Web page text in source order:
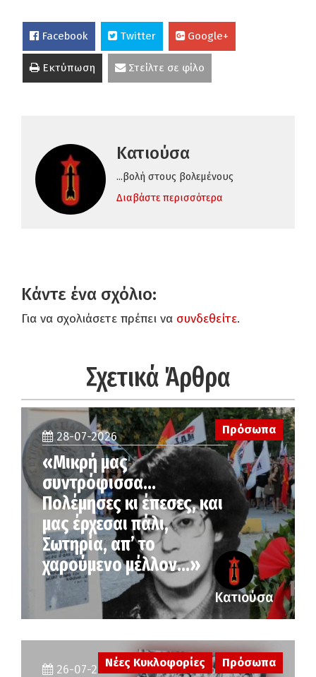
Facebook Twitter Google+
Εκτύπωση Στείλτε σε φίλο
Κατιούσα
...βολή στους βολεμένους
Διαβάστε περισσότερα
Κάντε ένα σχόλιο:
Για να σχολιάσετε πρέπει να συνδεθείτε.
Σχετικά Άρθρα
Πρόσωπα
28-07-2026
«Μικρή μας
συντρόφισσα…
Πολέμησες κι έπεσες, και
μας έρχεσαι πάλι,
Σωτηρία, απ’ το
χαρούμενο μέλλον…»
Κατιούσα
26-07-2026
Νέες Κυκλοφορίες Πρόσωπα